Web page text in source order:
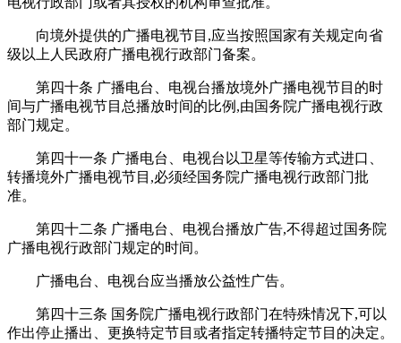
向境外提供的广播电视节目,应当按照国家有关规定向省
级以上人民政府广播电视行政部门备案。
第四十条 广播电台、电视台播放境外广播电视节目的时
间与广播电视节目总播放时间的比例,由国务院广播电视行政
部门规定。
第四十一条 广播电台、电视台以卫星等传输方式进口、
转播境外广播电视节目,必须经国务院广播电视行政部门批
准。
第四十二条 广播电台、电视台播放广告,不得超过国务院
广播电视行政部门规定的时间。
广播电台、电视台应当播放公益性广告。
第四十三条 国务院广播电视行政部门在特殊情况下,可以
作出停止播出、更换特定节目或者指定转播特定节目的决定。